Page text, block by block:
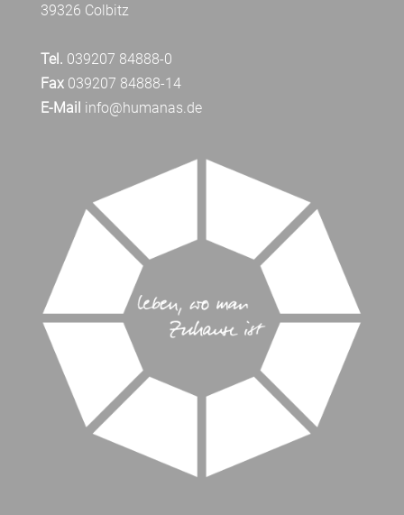
39326 Colbitz
Tel. 039207 84888-0
Fax039207 84888-14
E-Mail info@humanas.de